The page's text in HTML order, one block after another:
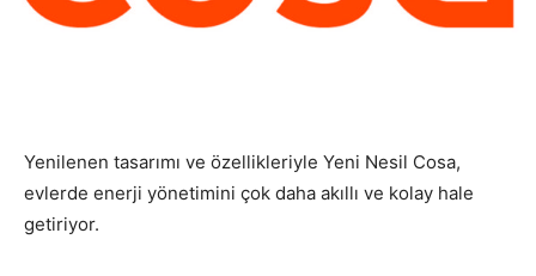
Yenilenen tasarımı ve özellikleriyle Yeni Nesil Cosa,
evlerde enerji yönetimini çok daha akıllı ve kolay hale
getiriyor.